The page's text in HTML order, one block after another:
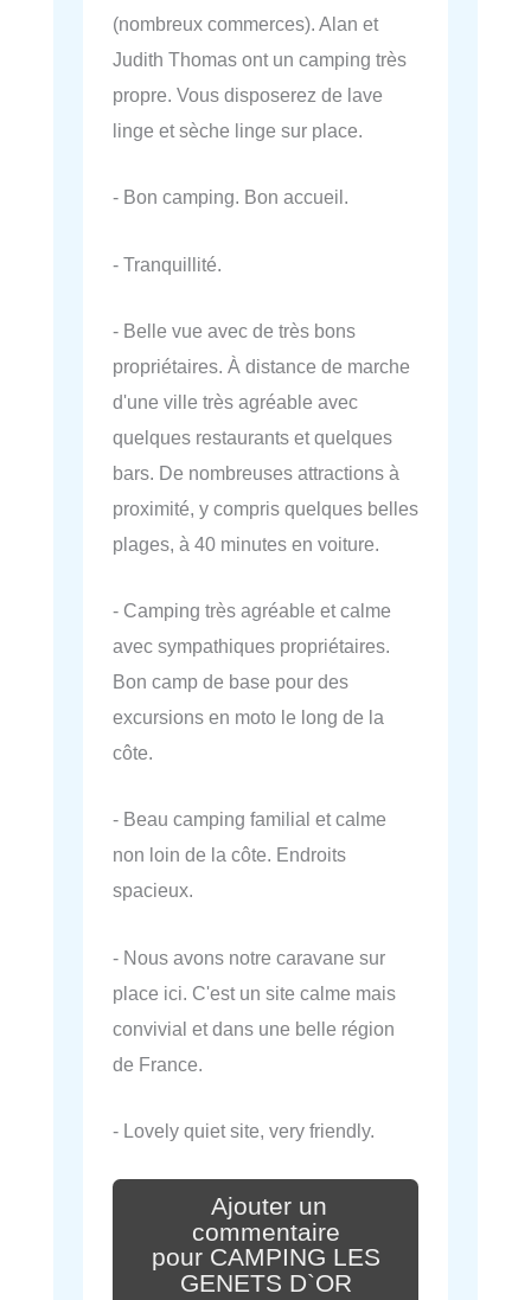
(nombreux commerces). Alan et
Judith Thomas ont un camping très
propre. Vous disposerez de lave
linge et sèche linge sur place.
- Bon camping. Bon accueil.
- Tranquillité.
- Belle vue avec de très bons
propriétaires. À distance de marche
d'une ville très agréable avec
quelques restaurants et quelques
bars. De nombreuses attractions à
proximité, y compris quelques belles
plages, à 40 minutes en voiture.
- Camping très agréable et calme
avec sympathiques propriétaires.
Bon camp de base pour des
excursions en moto le long de la
côte.
- Beau camping familial et calme
non loin de la côte. Endroits
spacieux.
- Nous avons notre caravane sur
place ici. C'est un site calme mais
convivial et dans une belle région
de France.
- Lovely quiet site, very friendly.
Ajouter un
commentaire
pour CAMPING LES
GENETS D`OR